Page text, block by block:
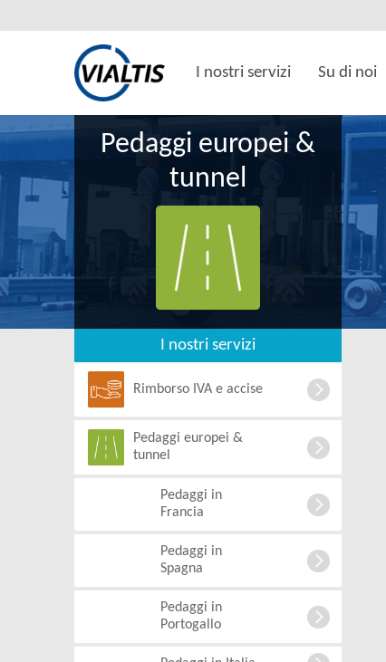
I nostri servizi Su di noi
Pedaggi europei &
tunnel
I nostri servizi
Rimborso IVA e accise
Pedaggi europei &
tunnel
Pedaggi in
Francia
Pedaggi in
Spagna
Pedaggi in
Portogallo